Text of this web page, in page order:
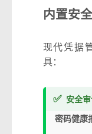
内置安
现代凭据
具：
✅ 安全
密码健康